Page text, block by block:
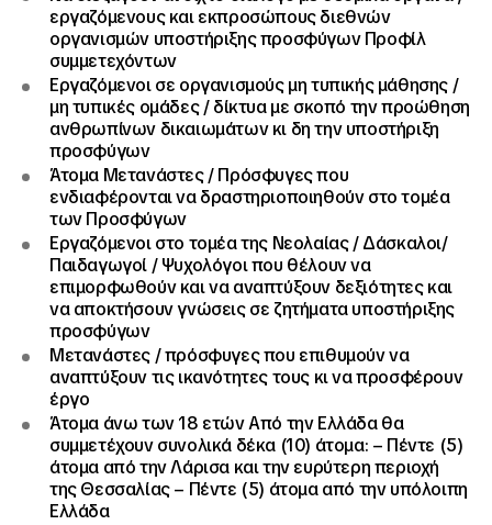
εργαζόμενους και εκπροσώπους διεθνών
οργανισμών υποστήριξης προσφύγων Προφίλ
συμμετεχόντων
Εργαζόμενοι σε οργανισμούς μη τυπικής μάθησης /
μη τυπικές ομάδες / δίκτυα με σκοπό την προώθηση
ανθρωπίνων δικαιωμάτων κι δη την υποστήριξη
προσφύγων
Άτομα Μετανάστες / Πρόσφυγες που
ενδιαφέρονται να δραστηριοποιηθούν στο τομέα
των Προσφύγων
Εργαζόμενοι στο τομέα της Νεολαίας / Δάσκαλοι/
Παιδαγωγοί / Ψυχολόγoι που θέλουν να
επιμορφωθούν και να αναπτύξουν δεξιότητες και
να αποκτήσουν γνώσεις σε ζητήματα υποστήριξης
προσφύγων
Μετανάστες / πρόσφυγες που επιθυμούν να
αναπτύξουν τις ικανότητες τους κι να προσφέρουν
έργο
Άτομα άνω των 18 ετών Από την Ελλάδα θα
συμμετέχουν συνολικά δέκα (10) άτομα: – Πέντε (5)
άτομα από την Λάρισα και την ευρύτερη περιοχή
της Θεσσαλίας – Πέντε (5) άτομα από την υπόλοιπη
Ελλάδα